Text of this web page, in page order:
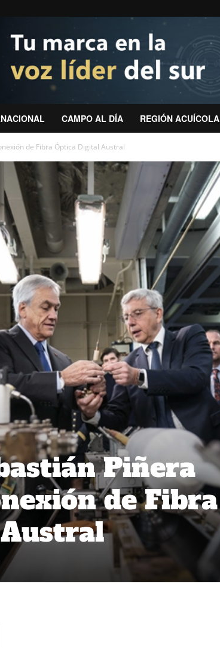
CAMPO AL DÍA REGIÓN ACUÍCOLA
de Fibra Óptica Digital Austral
Piñera
de Fibra